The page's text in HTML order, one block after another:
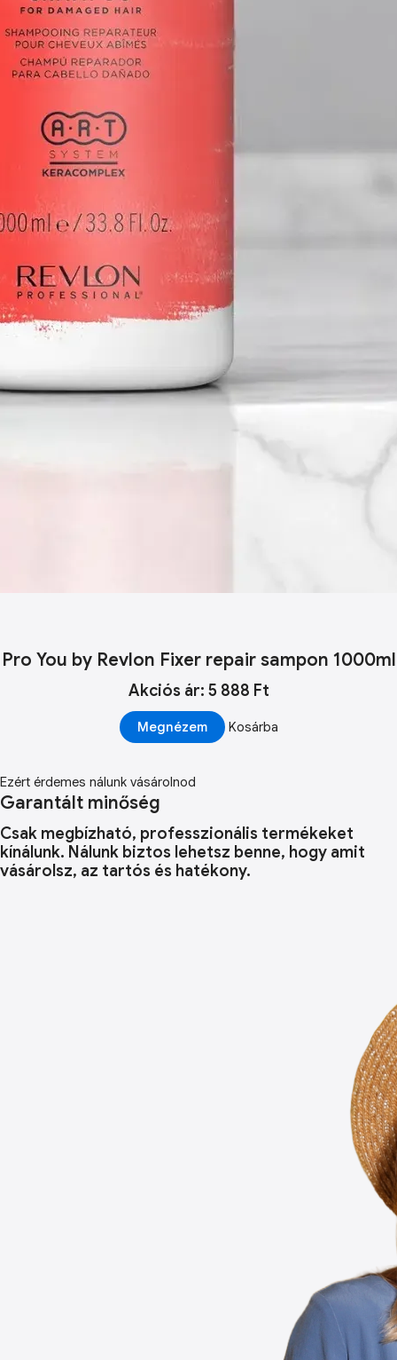
Pro You by Revlon Fixer repair sampon 1000ml
Akciós ár: 5 888 Ft
Megnézem Kosárba
Ezért érdemes nálunk vásárolnod
Garantált minőség
Csak megbízható, professzionális termékeket
kínálunk. Nálunk biztos lehetsz benne, hogy amit
vásárolsz, az tartós és hatékony.